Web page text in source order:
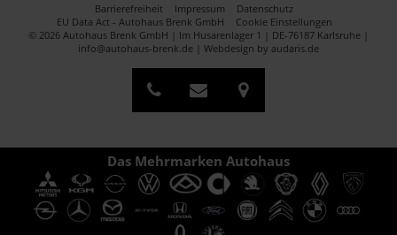
Barrierefreiheit Impressum
Datenschutz
EU Data Act - Autohaus Brenk GmbH
Cookie Einstellungen
© 2026 Autohaus Brenk GmbH | Im Husarenlager 1 | DE-76187 Karlsruhe |
info@autohaus-brenk.de | Webdesign by audaris.de
Das Mehrmarken Autohaus